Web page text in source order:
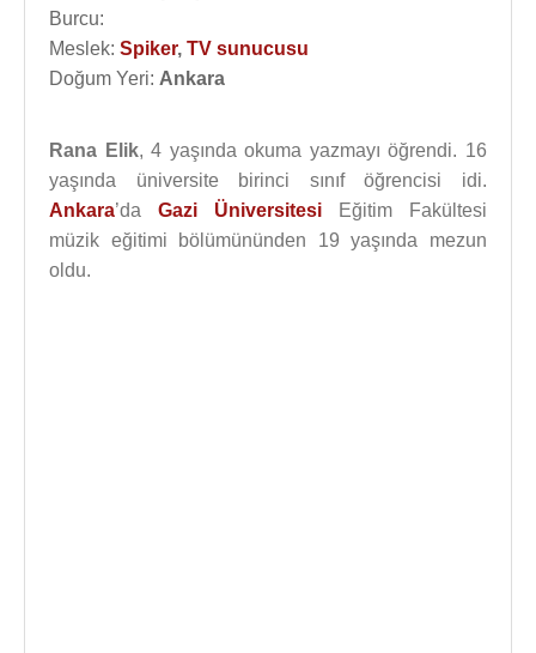
Burcu:
Meslek: Spiker, TV sunucusu
Doğum Yeri: Ankara
Rana Elik, 4 yaşında okuma yazmayı öğrendi. 16
yaşında üniversite birinci sınıf öğrencisi idi.
Ankara’da Gazi Üniversitesi Eğitim Fakültesi
müzik eğitimi bölümününden 19 yaşında mezun
oldu.